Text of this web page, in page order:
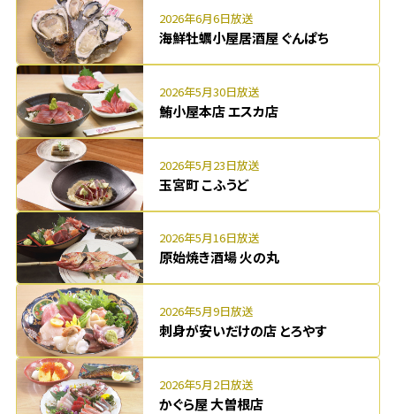
2026年6月6日放送
海鮮牡蠣小屋居酒屋 ぐんぱち
2026年5月30日放送
鮪小屋本店 エスカ店
2026年5月23日放送
玉宮町 こふうど
2026年5月16日放送
原始焼き酒場 火の丸
2026年5月9日放送
刺身が安いだけの店 とろやす
2026年5月2日放送
かぐら屋 大曽根店